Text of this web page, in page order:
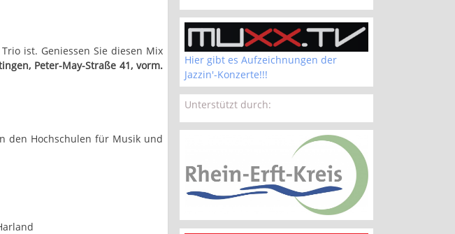
ist. Geniessen Sie diesen Mix
Peter-May-Straße 41, vorm.
den Hochschulen für Musik und
Hier gibt es Aufzeichnungen der
Jazzin'-Konzerte!!!
Unterstützt durch: